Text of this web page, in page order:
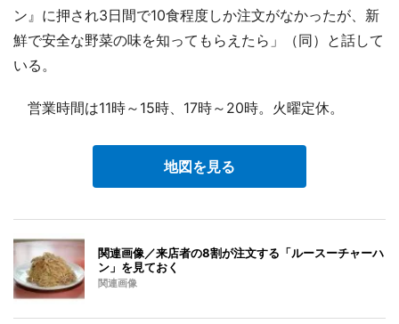
ン』に押され3日間で10食程度しか注文がなかったが、新
鮮で安全な野菜の味を知ってもらえたら」（同）と話して
いる。
営業時間は11時～15時、17時～20時。火曜定休。
地図を見る
関連画像／来店者の8割が注文する「ルースーチャーハ
ン」を見ておく
関連画像